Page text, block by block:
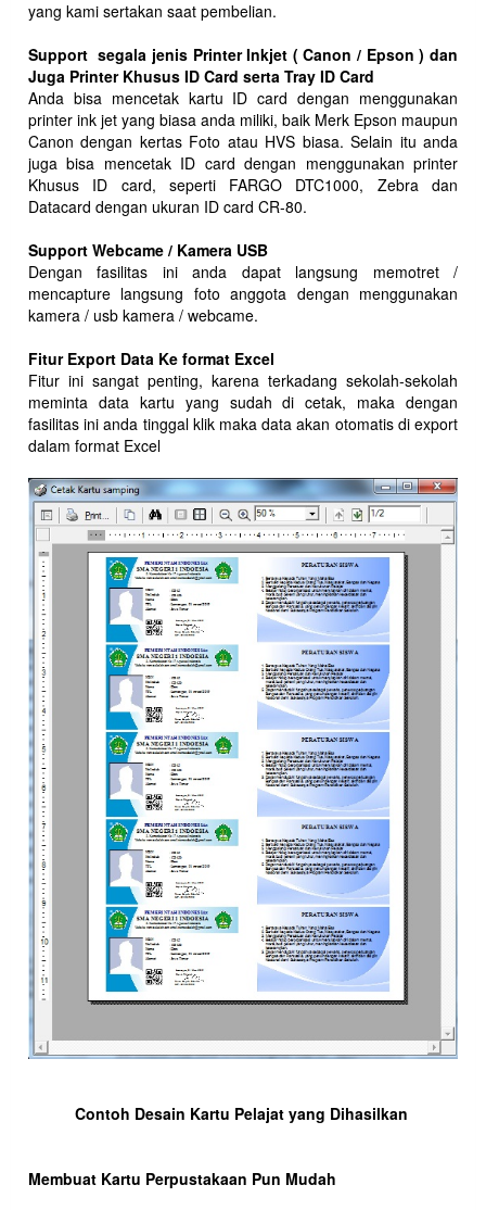
yang kami sertakan saat pembelian.
Support segala jenis Printer Inkjet ( Canon / Epson ) dan
Juga Printer Khusus ID Card serta Tray ID Card
Anda bisa mencetak kartu ID card dengan menggunakan
printer ink jet yang biasa anda miliki, baik Merk Epson maupun
Canon dengan kertas Foto atau HVS biasa. Selain itu anda
juga bisa mencetak ID card dengan menggunakan printer
Khusus ID card, seperti FARGO DTC1000, Zebra dan
Datacard dengan ukuran ID card CR-80.
Support Webcame / Kamera USB
Dengan fasilitas ini anda dapat langsung memotret /
mencapture langsung foto anggota dengan menggunakan
kamera / usb kamera / webcame.
Fitur Export Data Ke format Excel
Fitur ini sangat penting, karena terkadang sekolah-sekolah
meminta data kartu yang sudah di cetak, maka dengan
fasilitas ini anda tinggal klik maka data akan otomatis di export
dalam format Excel
Contoh Desain Kartu Pelajat yang Dihasilkan
Membuat Kartu Perpustakaan Pun Mudah